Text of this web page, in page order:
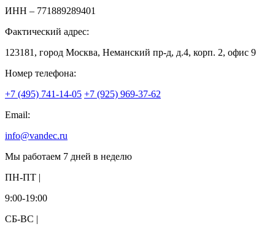
ИНН – 771889289401
Фактический адрес:
123181, город Москва, Неманский пр-д, д.4, корп. 2, офис 9
Номер телефона:
+7 (495) 741-14-05 +7 (925) 969-37-62
Email:
info@vandec.ru
Мы работаем 7 дней в неделю
ПН-ПТ |
9:00-19:00
СБ-ВС |